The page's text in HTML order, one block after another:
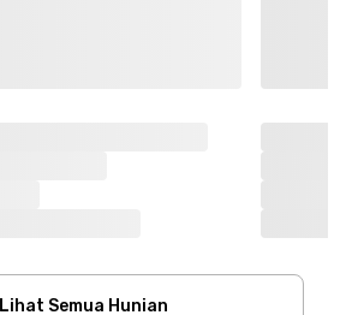
Lihat Semua Hunian